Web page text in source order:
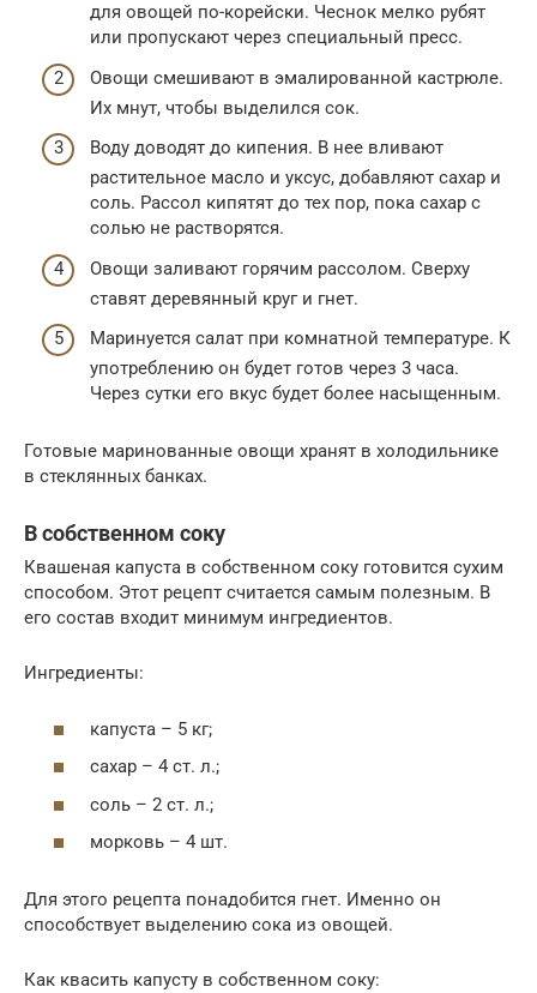
для овощей по-корейски. Чеснок мелко рубят
или пропускают через специальный пресс.
Овощи смешивают в эмалированной кастрюле.
Их мнут, чтобы выделился сок.
Воду доводят до кипения. В нее вливают
растительное масло и уксус, добавляют сахар и
соль. Рассол кипятят до тех пор, пока сахар с
солью не растворятся.
Овощи заливают горячим рассолом. Сверху
ставят деревянный круг и гнет.
Маринуется салат при комнатной температуре. К
употреблению он будет готов через 3 часа.
Через сутки его вкус будет более насыщенным.
Готовые маринованные овощи хранят в холодильнике
в стеклянных банках.
В собственном соку
Квашеная капуста в собственном соку готовится сухим
способом. Этот рецепт считается самым полезным. В
его состав входит минимум ингредиентов.
Ингредиенты:
капуста – 5 кг;
сахар – 4 ст. л.;
соль – 2 ст. л.;
морковь – 4 шт.
Для этого рецепта понадобится гнет. Именно он
способствует выделению сока из овощей.
Как квасить капусту в собственном соку: